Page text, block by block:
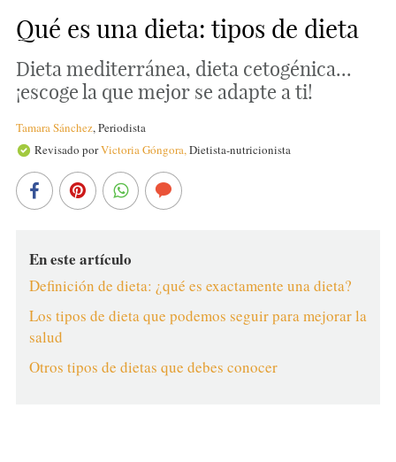
Qué es una dieta: tipos de dieta
Dieta mediterránea, dieta cetogénica...
¡escoge la que mejor se adapte a ti!
Tamara Sánchez, Periodista
Revisado porVictoria Góngora, Dietista-nutricionista
En este artículo
Definición de dieta: ¿qué es exactamente una dieta?
Los tipos de dieta que podemos seguir para mejorar la
salud
Otros tipos de dietas que debes conocer